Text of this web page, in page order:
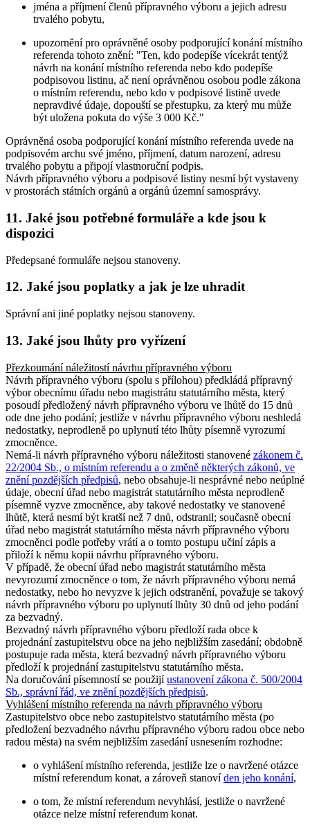
jména a příjmení členů přípravného výboru a jejich adresu
trvalého pobytu,
upozornění pro oprávněné osoby podporující konání místního
referenda tohoto znění: "Ten, kdo podepíše vícekrát tentýž
návrh na konání místního referenda nebo kdo podepíše
podpisovou listinu, ač není oprávněnou osobou podle zákona
o místním referendu, nebo kdo v podpisové listině uvede
nepravdivé údaje, dopouští se přestupku, za který mu může
být uložena pokuta do výše 3 000 Kč."
Oprávněná osoba podporující konání místního referenda uvede na
podpisovém archu své jméno, příjmení, datum narození, adresu
trvalého pobytu a připojí vlastnoruční podpis.
Návrh přípravného výboru a podpisové listiny nesmí být vystaveny
v prostorách státních orgánů a orgánů územní samosprávy.
11. Jaké jsou potřebné formuláře a kde jsou k
dispozici
Předepsané formuláře nejsou stanoveny.
12. Jaké jsou poplatky a jak je lze uhradit
Správní ani jiné poplatky nejsou stanoveny.
13. Jaké jsou lhůty pro vyřízení
Přezkoumání náležitostí návrhu přípravného výboru
Návrh přípravného výboru (spolu s přílohou) předkládá přípravný
výbor obecnímu úřadu nebo magistrátu statutárního města, který
posoudí předložený návrh přípravného výboru ve lhůtě do 15 dnů
ode dne jeho podání; jestliže v návrhu přípravného výboru neshledá
nedostatky, neprodleně po uplynutí této lhůty písemně vyrozumí
zmocněnce.
Nemá-li návrh přípravného výboru náležitosti stanovené zákonem č.
22/2004 Sb., o místním referendu a o změně některých zákonů, ve
znění pozdějších předpisů, nebo obsahuje-li nesprávné nebo neúplné
údaje, obecní úřad nebo magistrát statutárního města neprodleně
písemně vyzve zmocněnce, aby takové nedostatky ve stanovené
lhůtě, která nesmí být kratší než 7 dnů, odstranil; současně obecní
úřad nebo magistrát statutárního města návrh přípravného výboru
zmocněnci podle potřeby vrátí a o tomto postupu učiní zápis a
přiloží k němu kopii návrhu přípravného výboru.
V případě, že obecní úřad nebo magistrát statutárního města
nevyrozumí zmocněnce o tom, že návrh přípravného výboru nemá
nedostatky, nebo ho nevyzve k jejich odstranění, považuje se takový
návrh přípravného výboru po uplynutí lhůty 30 dnů od jeho podání
za bezvadný.
Bezvadný návrh přípravného výboru předloží rada obce k
projednání zastupitelstvu obce na jeho nejbližším zasedání; obdobně
postupuje rada města, která bezvadný návrh přípravného výboru
předloží k projednání zastupitelstvu statutárního města.
Na doručování písemností se použijíustanovení zákona č. 500/2004
Sb., správní řád, ve znění pozdějších předpisů.
Vyhlášení místního referenda na návrh přípravného výboru
Zastupitelstvo obce nebo zastupitelstvo statutárního města (po
předložení bezvadného návrhu přípravného výboru radou obce nebo
radou města) na svém nejbližším zasedání usnesením rozhodne:
o vyhlášení místního referenda, jestliže lze o navržené otázce
místní referendum konat, a zároveň stanovíden jeho konání,
o tom, že místní referendum nevyhlásí, jestliže o navržené
otázce nelze místní referendum konat.